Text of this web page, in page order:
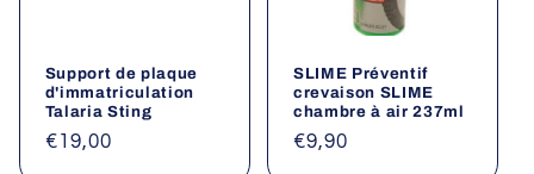
Support de plaque
d'immatriculation
Talaria Sting
Prix
€19,00
SLIME Préventif
crevaison SLIME
chambre à air 237ml
Prix
€9,90